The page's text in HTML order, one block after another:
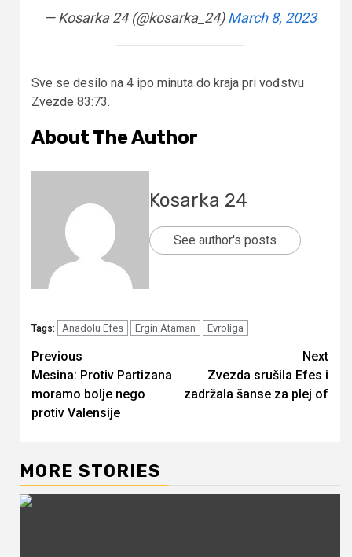
— Kosarka 24 (@kosarka_24)March 8, 2023
Sve se desilo na 4 ipo minuta do kraja pri vođstvu
Zvezde 83:73.
About The Author
Kosarka 24
See author's posts
Tags: Anadolu Efes Ergin Ataman Evroliga
Continue
Reading
Previous
Mesina: Protiv Partizana
moramo bolje nego
protiv Valensije
Next
Zvezda srušila Efes i
zadržala šanse za plej of
MORE STORIES